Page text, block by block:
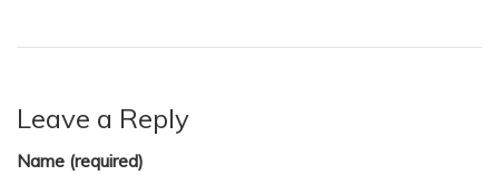
Leave a Reply
Name (required)